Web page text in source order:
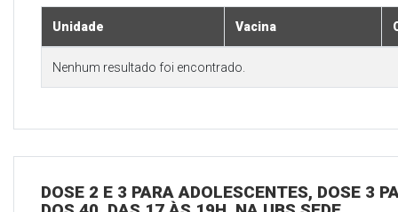
Unidade Vacina
Nenhum resultado foi encontrado.
DOSE 2 E 3 PARA ADOLESCENTES, DOSE 3